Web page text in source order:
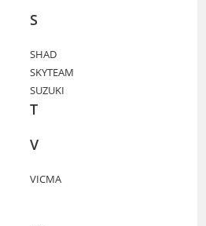
S
SHAD
SKYTEAM
SUZUKI
T
V
VICMA